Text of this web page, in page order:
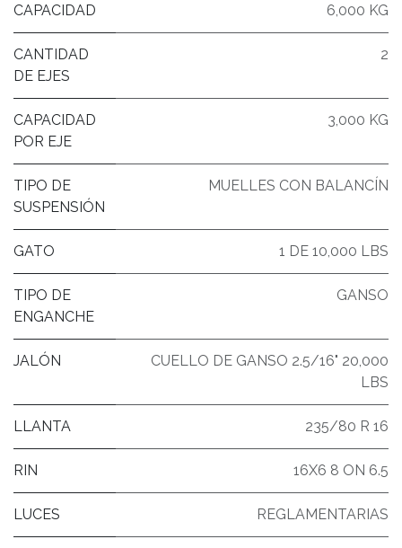
CAPACIDAD 6,000 KG
CANTIDAD
DE EJES
2
CAPACIDAD
POR EJE
3,000 KG
TIPO DE
SUSPENSIÓN
MUELLES CON BALANCÍN
GATO 1 DE 10,000 LBS
TIPO DE
ENGANCHE
GANSO
JALÓN
CUELLO DE GANSO 2.5/16" 20,000
LBS
LLANTA 235/80 R 16
RIN 16X6 8 ON 6.5
LUCES REGLAMENTARIAS